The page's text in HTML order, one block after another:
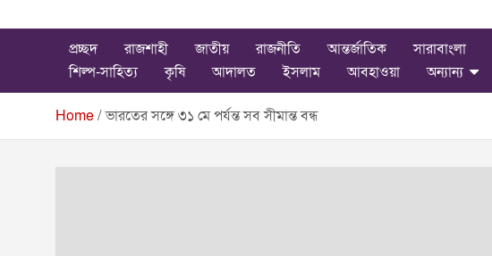
Uttarkantho
প্রচ্ছদ রাজশাহী জাতীয় রাজনীতি আন্তর্জাতিক সারাবাংলা
শিল্প-সাহিত্য
কৃষি আদালত ইসলাম আবহাওয়া অন্যান্য
Home ভারতের সঙ্গে ৩১ মে পর্যন্ত সব সীমান্ত বন্ধ